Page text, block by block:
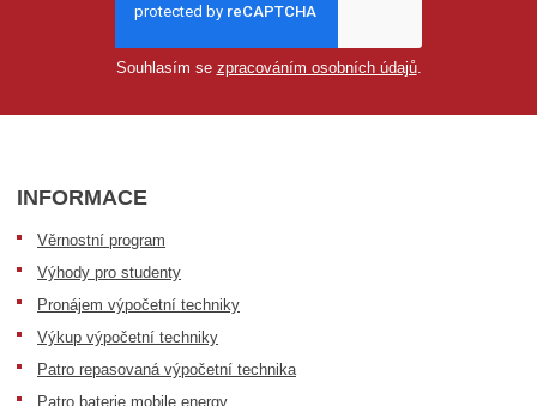
Souhlasím se zpracováním osobních údajů.
INFORMACE
Věrnostní program
Výhody pro studenty
Pronájem výpočetní techniky
Výkup výpočetní techniky
Patro repasovaná výpočetní technika
Patro baterie mobile energy